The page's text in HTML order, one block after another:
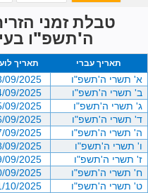
טבלת זמני
ה'תשפ"ו
תאריך עברי תאריך
א' תשרי ה'תשפ"ו 09/2025
ב' תשרי ה'תשפ"ו
09/2025
ג' תשרי ה'תשפ"ו
09/2025
ד' תשרי ה'תשפ"ו
09/2025
ה' תשרי ה'תשפ"ו
09/2025
ו' תשרי ה'תשפ"ו
09/2025
ז' תשרי ה'תשפ"ו
09/2025
ח' תשרי ה'תשפ"ו
09/2025
ט' תשרי ה'תשפ"ו
10/2025